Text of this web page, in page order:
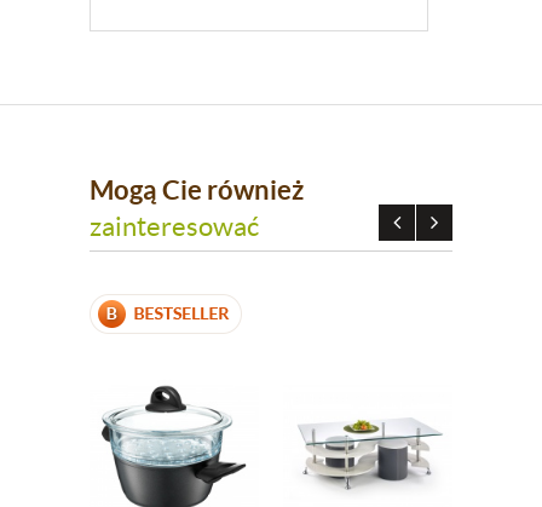
Mogą Cie również
zainteresować